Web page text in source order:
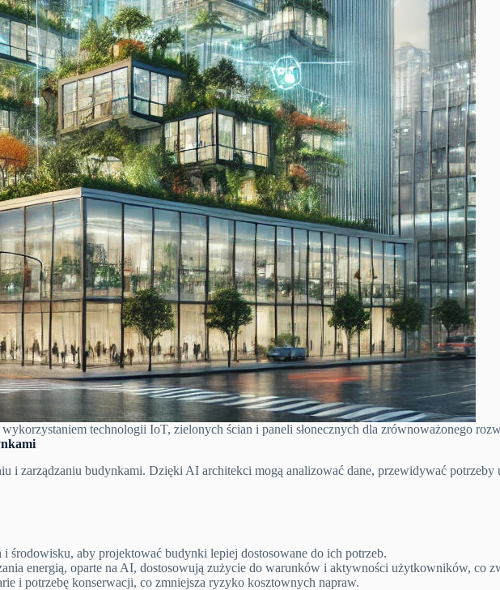
technologii IoT, zielonych ścian i paneli słonecznych dla zrównoważonego
i zarządzaniu budynkami. Dzięki AI architekci mogą analizować dane, przewidywać
środowisku, aby projektować budynki lepiej dostosowane do ich potrzeb.
energią, oparte na AI, dostosowują zużycie do warunków i aktywności użytkowników, co
i potrzebę konserwacji, co zmniejsza ryzyko kosztownych napraw.